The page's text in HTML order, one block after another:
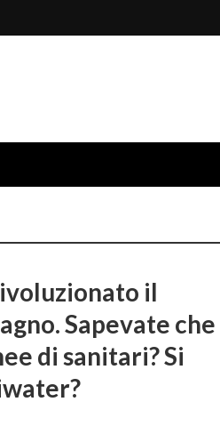
il
Sapevate che
di sanitari? Si